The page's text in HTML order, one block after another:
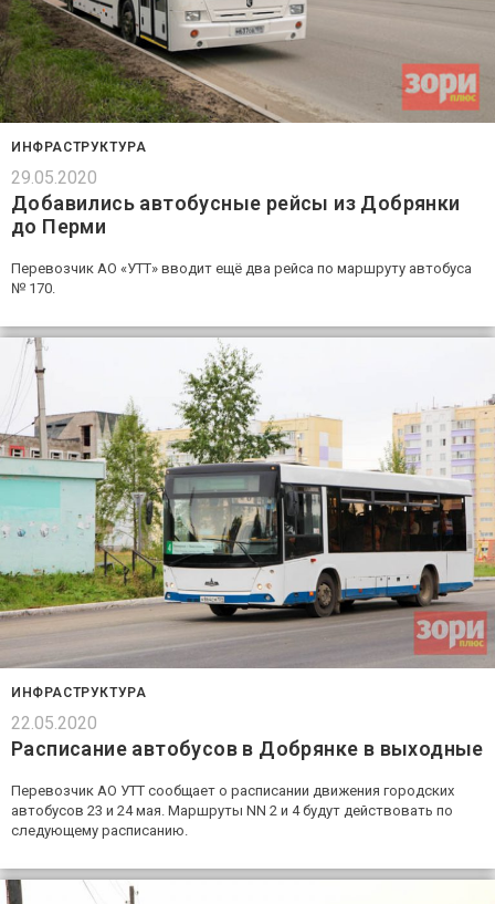
ИНФРАСТРУКТУРА
29.05.2020
Добавились автобусные рейсы из Добрянки
до Перми
Перевозчик АО «УТТ» вводит ещё два рейса по маршруту автобуса
№ 170.
ИНФРАСТРУКТУРА
22.05.2020
Расписание автобусов в Добрянке в выходные
Перевозчик АО УТТ сообщает о расписании движения городских
автобусов 23 и 24 мая. Маршруты NN 2 и 4 будут действовать по
следующему расписанию.